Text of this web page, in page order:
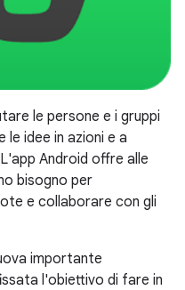
le persone e i gruppi
idee in azioni e a
Android offre alle
bisogno per
e collaborare con gli
importante
l'obiettivo di fare in